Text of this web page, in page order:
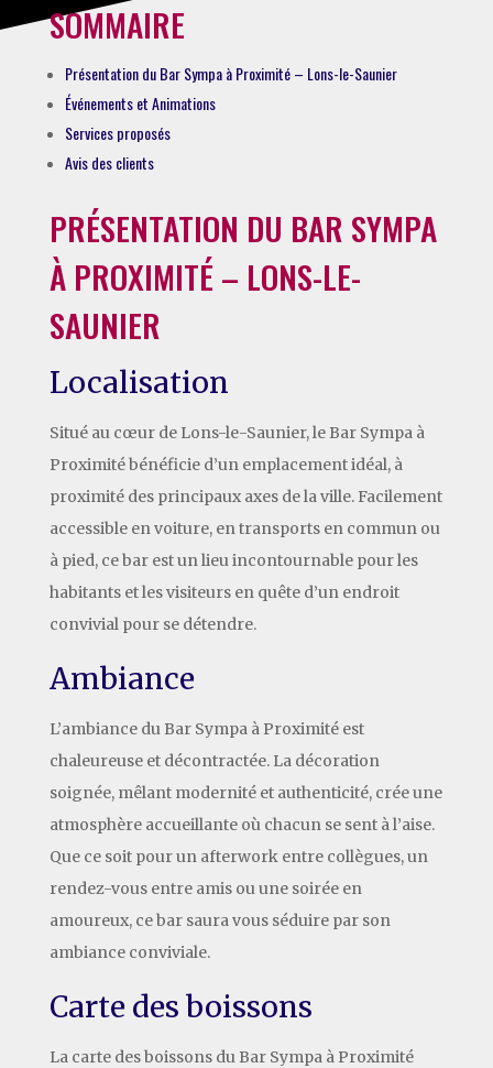
SOMMAIRE
Présentation du Bar Sympa à Proximité – Lons-le-Saunier
Événements et Animations
Services proposés
Avis des clients
PRÉSENTATION DU BAR SYMPA
À PROXIMITÉ – LONS-LE-
SAUNIER
Localisation
Situé au cœur de Lons-le-Saunier, le Bar Sympa à
Proximité bénéficie d’un emplacement idéal, à
proximité des principaux axes de la ville. Facilement
accessible en voiture, en transports en commun ou
à pied, ce bar est un lieu incontournable pour les
habitants et les visiteurs en quête d’un endroit
convivial pour se détendre.
Ambiance
L’ambiance du Bar Sympa à Proximité est
chaleureuse et décontractée. La décoration
soignée, mêlant modernité et authenticité, crée une
atmosphère accueillante où chacun se sent à l’aise.
Que ce soit pour un afterwork entre collègues, un
rendez-vous entre amis ou une soirée en
amoureux, ce bar saura vous séduire par son
ambiance conviviale.
Carte des boissons
La carte des boissons du Bar Sympa à Proximité